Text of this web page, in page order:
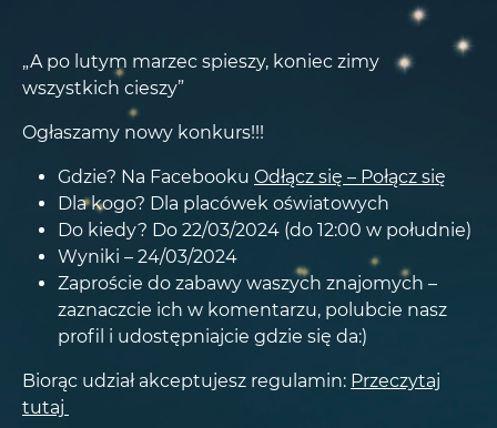
„A po lutym marzec spieszy, koniec zimy
wszystkich cieszy”
Ogłaszamy nowy konkurs!!!
Gdzie? Na Facebooku Odłącz się – Połącz się
Dla kogo? Dla placówek oświatowych
Do kiedy? Do 22/03/2024 (do 12:00 w południe)
Wyniki – 24/03/2024
Zaproście do zabawy waszych znajomych –
zaznaczcie ich w komentarzu, polubcie nasz
profil i udostępniajcie gdzie się da:)
Biorąc udział akceptujesz regulamin: Przeczytaj
tutaj